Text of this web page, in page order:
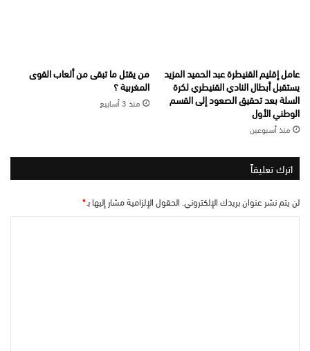
عامل إقليم القنيطرة عبد الحميد المزيد
يستقبل أبطال النادي القنيطري لكرة
السلة بعد تحقيق الصعود إلى القسم
الوطني الأول
منذ أسبوعين
من يقتل ما تبقى من ألعاب القوى
المغربية ؟
منذ 3 أسابيع
اترك تعليقاً
لن يتم نشر عنوان بريدك الإلكتروني. الحقول الإلزامية مشار إليها بـ*